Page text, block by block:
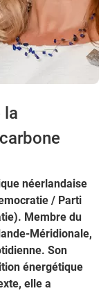
la
néerlandaise
/ Parti
Membre du
Méridionale,
Son
énergétique
elle a